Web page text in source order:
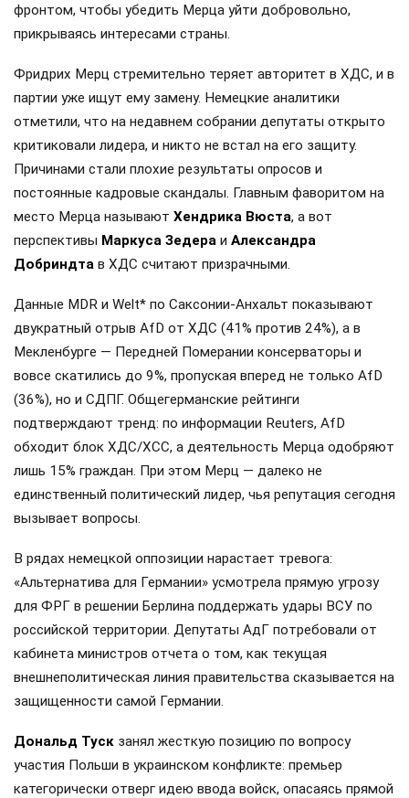
фронтом, чтобы убедить Мерца уйти добровольно,
прикрываясь интересами страны.
Фридрих Мерц стремительно теряет авторитет в ХДС, и в
партии уже ищут ему замену. Немецкие аналитики
отметили, что на недавнем собрании депутаты открыто
критиковали лидера, и никто не встал на его защиту.
Причинами стали плохие результаты опросов и
постоянные кадровые скандалы. Главным фаворитом на
место Мерца называют Хендрика Вюста, а вот
перспективы Маркуса Зедера и Александра
Добриндта в ХДС считают призрачными.
Данные MDR и Welt* по Саксонии-Анхальт показывают
двукратный отрыв AfD от ХДС (41% против 24%), а в
Мекленбурге — Передней Померании консерваторы и
вовсе скатились до 9%, пропуская вперед не только AfD
(36%), но и СДПГ. Общегерманские рейтинги
подтверждают тренд: по информации Reuters, AfD
обходит блок ХДС/ХСС, а деятельность Мерца одобряют
лишь 15% граждан. При этом Мерц — далеко не
единственный политический лидер, чья репутация сегодня
вызывает вопросы.
В рядах немецкой оппозиции нарастает тревога:
«Альтернатива для Германии» усмотрела прямую угрозу
для ФРГ в решении Берлина поддержать удары ВСУ по
российской территории. Депутаты АдГ потребовали от
кабинета министров отчета о том, как текущая
внешнеполитическая линия правительства сказывается на
защищенности самой Германии.
Дональд Туск занял жесткую позицию по вопросу
участия Польши в украинском конфликте: премьер
категорически отверг идею ввода войск, опасаясь прямой